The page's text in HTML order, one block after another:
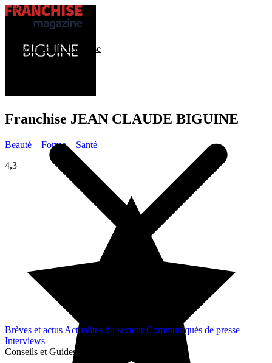
Actualités de la franchise
Brèves et actus Actualités du secteurCommuniqués de presse
Interviews
Conseils et Guides
Franchise JEAN CLAUDE BIGUINE
Beauté – Forme – Santé
4,3